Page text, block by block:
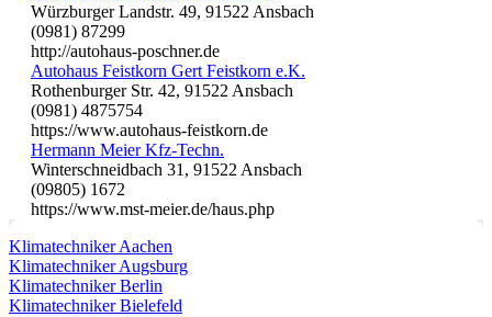
Würzburger Landstr. 49, 91522 Ansbach
(0981) 87299
http://autohaus-poschner.de
Autohaus Feistkorn Gert Feistkorn e.K.
Rothenburger Str. 42, 91522 Ansbach
(0981) 4875754
https://www.autohaus-feistkorn.de
Hermann Meier Kfz-Techn.
Winterschneidbach 31, 91522 Ansbach
(09805) 1672
https://www.mst-meier.de/haus.php
Klimatechniker Aachen
Klimatechniker Augsburg
Klimatechniker Berlin
Klimatechniker Bielefeld